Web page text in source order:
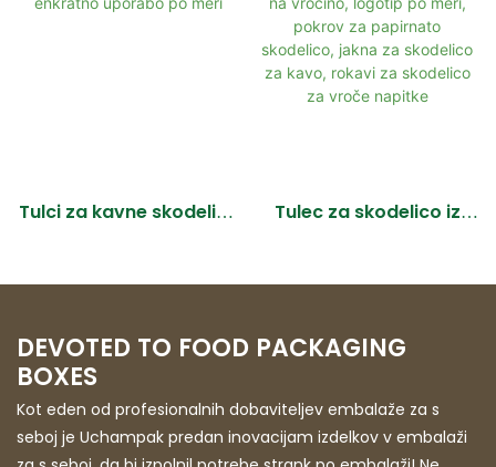
Tulci za kavne skodelice
Tulec za skodelico iz
DEVOTED TO FOOD PACKAGING
BOXES
Kot eden od profesionalnih dobaviteljev embalaže za s
seboj je Uchampak predan inovacijam izdelkov v embalaži